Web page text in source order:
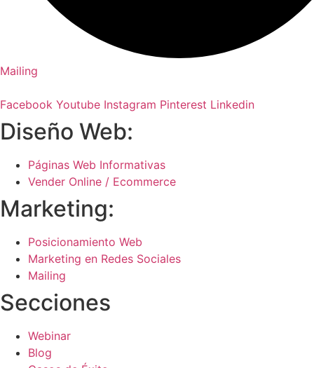
Mailing
Facebook Youtube Instagram Pinterest Linkedin
Diseño Web:
Páginas Web Informativas
Vender Online / Ecommerce
Marketing:
Posicionamiento Web
Marketing en Redes Sociales
Mailing
Secciones
Webinar
Blog